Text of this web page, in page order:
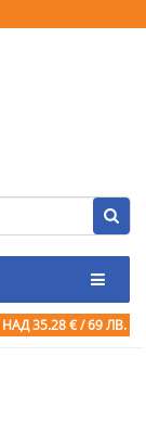
НАД 35.28 € / 69 ЛВ.